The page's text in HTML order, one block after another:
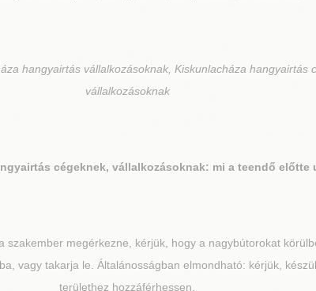
hangyairtás vállalkozásoknak, Kiskunlacháza hangyairtás
vállalkozásoknak
cégeknek, vállalkozásoknak: mi a teendő előtte
szakember megérkezne, kérjük, hogy a nagybútorokat
vagy takarja le. Általánosságban elmondható: kérjük,
területhez hozzáférhessen.